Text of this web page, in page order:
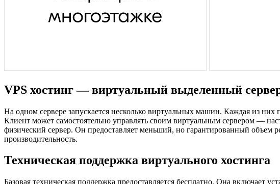
VPS хостинг — виртуальный выделенный
На одном сервере запускается несколько виртуальных машин. Каждая из
Клиент может самостоятельно управлять своим виртуальным сервером —
физический сервер. Он предоставляет меньший, но гарантированный объем
производительность.
Техническая поддержка виртуального хостинга
Базовая техническая поддержка предоставляется бесплатно. Она включает